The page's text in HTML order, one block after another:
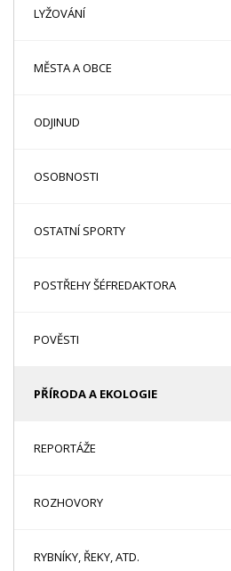
LYŽOVÁNÍ
MĚSTA A OBCE
ODJINUD
OSOBNOSTI
OSTATNÍ SPORTY
POSTŘEHY ŠÉFREDAKTORA
POVĚSTI
PŘÍRODA A EKOLOGIE
REPORTÁŽE
ROZHOVORY
RYBNÍKY, ŘEKY, ATD.